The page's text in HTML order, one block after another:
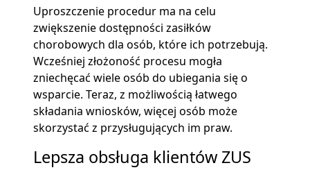
Uproszczenie procedur ma na celu
zwiększenie dostępności zasiłków
chorobowych dla osób, które ich potrzebują.
Wcześniej złożoność procesu mogła
zniechęcać wiele osób do ubiegania się o
wsparcie. Teraz, z możliwością łatwego
składania wniosków, więcej osób może
skorzystać z przysługujących im praw.
Lepsza obsługa klientów ZUS